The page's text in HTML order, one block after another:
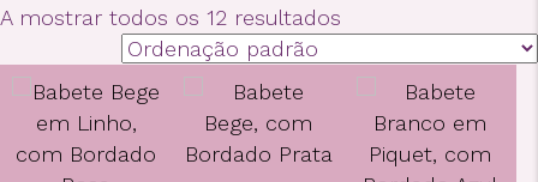
A mostrar todos os 12 resultados